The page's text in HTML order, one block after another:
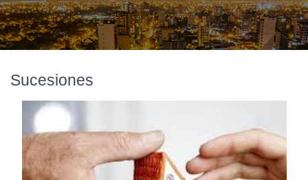
O
D
E
N
G
I
Ó
N
Sucesiones